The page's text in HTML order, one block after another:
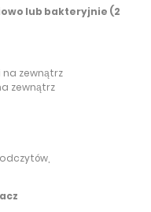
lub bakteryjnie (2
zewnątrz
zewnątrz